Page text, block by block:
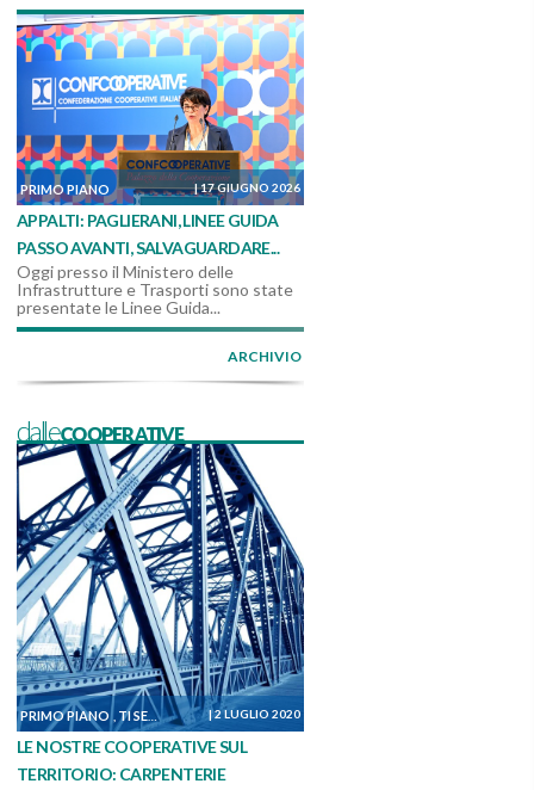
PRIMO PIANO |17 GIUGNO 2026
APPALTI: PAGLIERANI, LINEE GUIDA
PASSO AVANTI, SALVAGUARDARE...
Oggi presso il Ministero delle
Infrastrutture e Trasporti sono state
presentate le Linee Guida...
ARCHIVIO
dalleCOOPERATIVE
PRIMO PIANO TI SEGNALIAMO ,DALLE COOPERATIVE
|2 LUGLIO 2020
LE NOSTRE COOPERATIVE SUL
TERRITORIO: CARPENTERIE